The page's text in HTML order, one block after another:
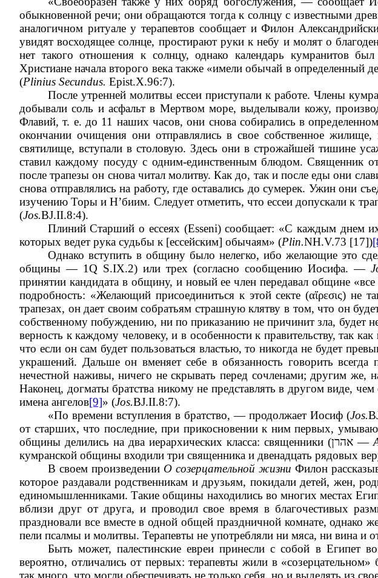
обыкновенной речи; они обращаются тогда к солнцу с известными
аналогичном ритуале у терапевтов сообщает и Филон
увидят восходящее солнце, простирают руки к небу и молят о
нет такого отношения к солнцу, однако календарь кумранитов
Христиане начала второго века также «имели обычай в определенный
(Plinius Secundus. Epist.X.96:7).
После утренней молитвы ессеи приступали к работе. Члены
добывали соль и асфальт в Мертвом море, выделывали кожу,
Флавий, т. е. до 11 наших часов, они снова собирались в
окончании очищения они отправлялись в свое собственное
святилище, вступали в столовую. Здесь они в строжайшей тишине
ставил каждому посуду с одним-единственным блюдом. Священник
после трапезы он снова читал молитву. Как до, так и после еды они
снова отправлялись на работу, где оставались до сумерек. Ужин они
изучению Торы и Н’биим. Следует отметить, что ессеи допускали к
(Jos.BJ.II.8:4).
Плиний Старший о ессеях (Esseni) сообщает: «С каждым днем
которых ведет рука судьбы к [ессейским] обычаям» (Plin.NH.V.73 [17])
Однако вступить в общину было нелегко, ибо желающие это
общины — 1Q S.IX.2) или трех (согласно сообщению Иосифа. —
принятии кандидата в общину, и новый ее член передавал общине
подробность: «Желающий присоединиться к этой секте (αἵρεσις) не
трапезах, он дает своим собратьям страшную клятву в том, что он
собственному побуждению, ни по приказанию не причинит зла, будет
верность к каждому человеку, и в особенности к правительству, так
что если он сам будет пользоваться властью, то никогда не будет
украшений. Дальше он вменяет себе в обязанность говорить всегда
нечестной наживы, ничего не скрывать перед сочленами; другим же,
Наконец, догматы братства никому не представлять в другом виде,
имена ангелов[9]» (Jos.BJ.II.8:7).
«По времени вступления в братство, — продолжает Иосиф (Jos.
от старших, что последние, при прикосновении к ним первых,
общины делились на два иерархических класса: священники (אהרן —
кумранской общины входили три священника и двенадцать рядовых
В своем произведении О созерцательной жизни Филон
которое раздавали родственникам и друзьям, покидали детей, жен,
единомышленниками. Такие общины находились во многих местах
вблизи друг от друга, и проводил свое время в благочестивых
праздновали все вместе в одной общей праздничной комнате,
пели псалмы и молитвы. Терапевты не употребляли ни мяса, ни вина и
Быть может, палестинские евреи принесли с собой в Египет
вероятно, отличались от первых: терапевты жили в
так много, что могли обеспечивать не только себя, но и выделять из